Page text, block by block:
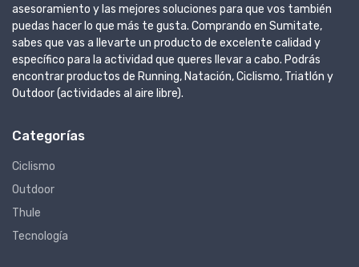
asesoramiento y las mejores soluciones para que vos también
puedas hacer lo que más te gusta. Comprando en Sumitate,
sabes que vas a llevarte un producto de excelente calidad y
específico para la actividad que queres llevar a cabo. Podrás
encontrar productos de Running, Natación, Ciclismo, Triatlón y
Outdoor (actividades al aire libre).
Categorías
Ciclismo
Outdoor
Thule
Tecnología